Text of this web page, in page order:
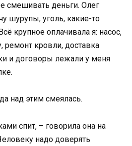
смешивать деньги. Олег
шурупы, уголь, какие-то
крупное оплачивала я: насос,
ремонт кровли, доставка
и договоры лежали у меня
над этим смеялась.
спит, – говорила она на
надо доверять